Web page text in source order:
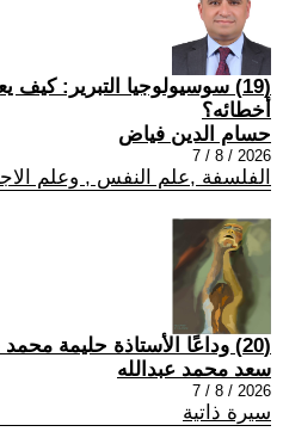
(19) سوسيولوجيا التبرير: كيف
أخطائه؟
حسام الدين فياض
2026 / 8 / 7
الفلسفة ,علم النفس , وعلم
(20) وداعًا الأستاذة حليمة محمد عبدالله
سعد محمد عبدالله
2026 / 8 / 7
سيرة ذاتية